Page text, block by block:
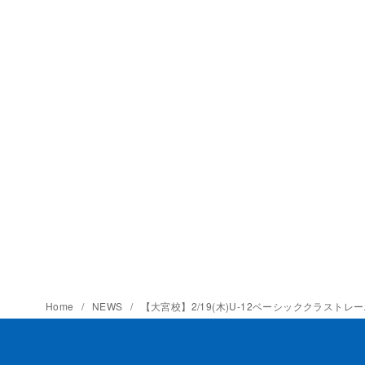
Home NEWS 【大宮校】2/19(木)U-12ベーシッククラスト